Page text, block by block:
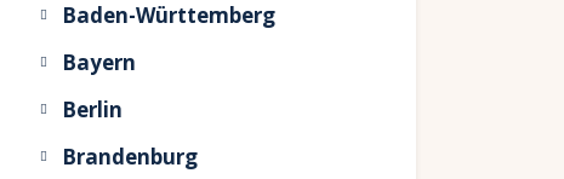
Baden-Württemberg
Bayern
Berlin
Brandenburg